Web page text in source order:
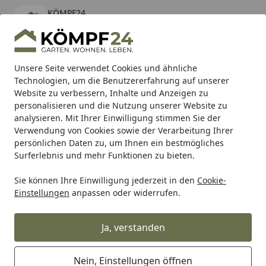
Unsere Seite verwendet Cookies und ähnliche
Technologien, um die Benutzererfahrung auf unserer
Website zu verbessern, Inhalte und Anzeigen zu
personalisieren und die Nutzung unserer Website zu
analysieren. Mit Ihrer Einwilligung stimmen Sie der
Verwendung von Cookies sowie der Verarbeitung Ihrer
persönlichen Daten zu, um Ihnen ein bestmögliches
Surferlebnis und mehr Funktionen zu bieten.
Sie können Ihre Einwilligung jederzeit in den Cookie-
Einstellungen anpassen oder widerrufen.
Ja, verstanden
Nein, Einstellungen öffnen
KÖMPF24
kostenlos - Im App Store
Hotline
Alle Produkte
Mein Konto
Suchen
Karibu Pools inkl. gratis Sandfilteranlage & Pool-
Starterset (Gesamtwert bis 468,99€)
Startseite
Alles für den Garten Feuerschale, Feuerkorb & Feuerstelle
höfats MOON 45 Plancha-Grillset
mit hohem Fuß